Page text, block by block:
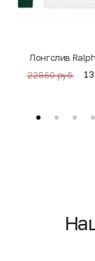
Лонгслив
22860 руб.